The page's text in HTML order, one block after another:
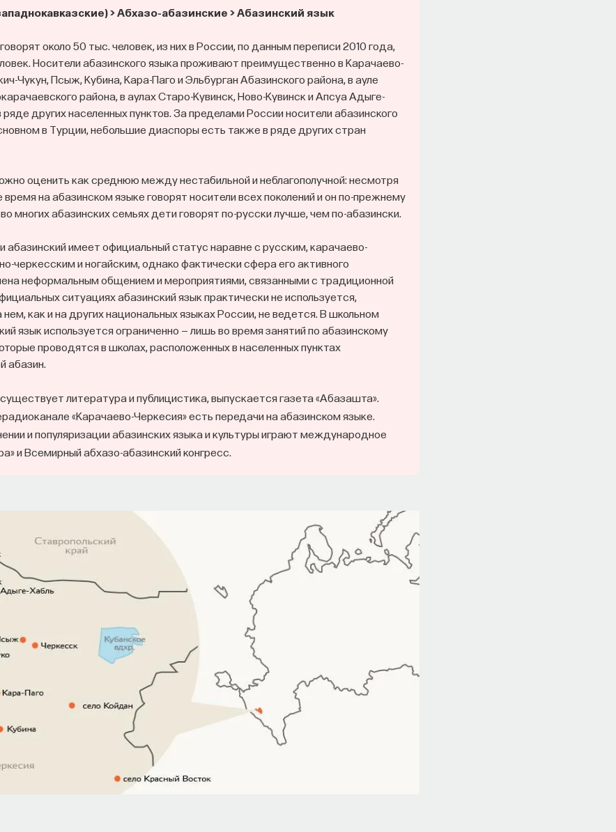
> Абхазо-абазинские > Абазинский язык
около 50 тыс. человек, из них в России, по данным переписи 2010 года,
Носители абазинского языка проживают преимущественно в Карачаево-
Чукун, Псыж, Кубина, Кара-Паго и Эльбурган Абазинского района, в ауле
района, в аулах Старо-Кувинск, Ново-Кувинск и Апсуа Адыге-
ряде других населенных пунктов. За пределами России носители абазинского
в Турции, небольшие диаспоры есть также в ряде других стран
оценить как среднюю между нестабильной и неблагополучной: несмотря
на абазинском языке говорят носители всех поколений и он по-прежнему
многих абазинских семьях дети говорят по-русски лучше, чем по-абазински.
абазинский имеет официальный статус наравне с русским, карачаево-
черкесским и ногайским, однако фактически сфера его активного
неформальным общением и мероприятиями, связанными с традиционной
ситуациях абазинский язык практически не используется,
как и на других национальных языках России, не ведется. В школьном
язык используется ограниченно — лишь во время занятий по абазинскому
проводятся в школах, расположенных в населенных пунктах
абазин.
литература и публицистика, выпускается газета «Абазашта».
«Карачаево-Черкесия» есть передачи на абазинском языке.
и популяризации абазинских языка и культуры играют международное
и Всемирный абхазо-абазинский конгресс.